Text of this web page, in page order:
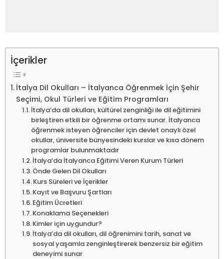
İçerikler
İtalya Dil Okulları – İtalyanca Öğrenmek İçin Şehir
Seçimi, Okul Türleri ve Eğitim Programları
İtalya’da dil okulları, kültürel zenginliği ile dil eğitimini
birleştiren etkili bir öğrenme ortamı sunar. İtalyanca
öğrenmek isteyen öğrenciler için devlet onaylı özel
okullar, üniversite bünyesindeki kurslar ve kısa dönem
programlar bulunmaktadır
İtalya’da İtalyanca Eğitimi Veren Kurum Türleri
Önde Gelen Dil Okulları
Kurs Süreleri ve İçerikler
Kayıt ve Başvuru Şartları
Eğitim Ücretleri
Konaklama Seçenekleri
Kimler için uygundur?
İtalya’da dil okulları, dil öğrenimini tarih, sanat ve
sosyal yaşamla zenginleştirerek benzersiz bir eğitim
deneyimi sunar